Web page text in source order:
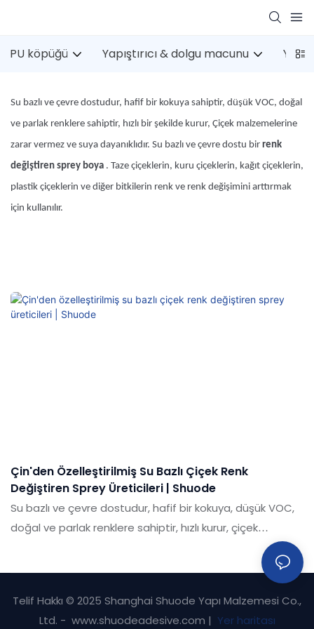
PU köpüğü Yapıştırıcı & dolgu macunu
Su bazlı ve çevre dostudur, hafif bir kokuya sahiptir, düşük VOC, doğal
ve parlak renklere sahiptir, hızlı bir şekilde kurur, Çiçek malzemelerine
zarar vermez ve suya dayanıklıdır. Su bazlı ve çevre dostu bir renk
değiştiren sprey boya . Taze çiçeklerin, kuru çiçeklerin, kağıt çiçeklerin,
plastik çiçeklerin ve diğer bitkilerin renk ve renk değişimini arttırmak
için kullanılır.
Çin'den Özelleştirilmiş Su Bazlı Çiçek Renk
Değiştiren Sprey Üreticileri | Shuode
Su bazlı ve çevre dostudur, hafif bir kokuya, düşük VOC,
doğal ve parlak renklere sahiptir, hızlı kurur, çiçek
malzemelerine zarar vermez ve suya dayanıklıdır. Taze
arttırmak için kullanılan su bazlı ve çevre dostu renk
değiştiren bir spreydir.
Telif Hakkı © 2025 Shanghai Shuode Yapı Malzemesi Co.,
Ltd. - www.shuodeadesive.com | Yer haritası